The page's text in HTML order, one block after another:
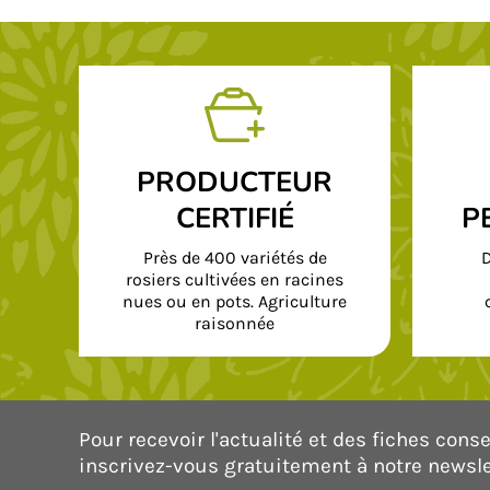
PRODUCTEUR
CERTIFIÉ
Près de 400 variétés de
rosiers cultivées en racines
nues ou en pots. Agriculture
raisonnée
Pour recevoir l'actualité et des fiches
inscrivez-vous gratuitement à notre